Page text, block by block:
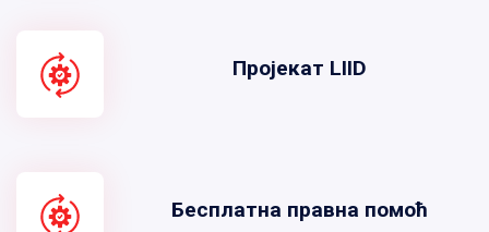
Пројекат LIID
Бесплатна правна помоћ